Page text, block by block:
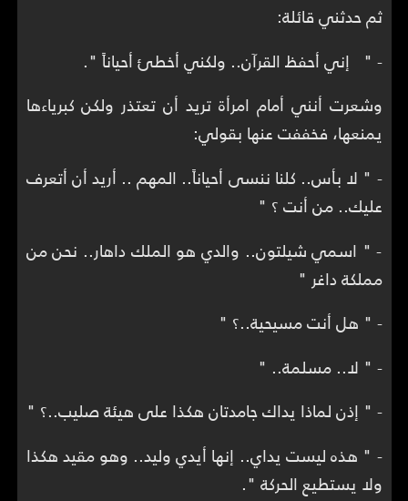
ثم حدثني قائلة:
- " إني أحفظ القرآن.. ولكني أخطئ أحياناً ".
وشعرت أنني أمام امرأة تريد أن تعتذر ولكن كبرياءها
يمنعها، فخففت عنها بقولي:
- " لا بأس.. كلنا ننسى أحياناً.. المهم .. أريد أن أتعرف
عليك.. من أنت ؟ "
- " اسمي شيلتون.. والدي هو الملك داهار.. نحن من
مملكة داغر "
- " هل أنت مسيحية..؟ "
- " لا.. مسلمة.. "
- " إذن لماذا يداك جامدتان هكذا على هيئة صليب..؟ "
- " هذه ليست يداي.. إنها أيدي وليد.. وهو مقيد هكذا
ولا يستطيع الحركة ".